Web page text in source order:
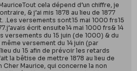
cela dépend d’un chiffre, je
& j’ai mis 1878 au lieu de 1877
.Les versements sont15 mai 1000 frs15
écrit ensuite14 mai 1000 frs& 14
versements du 15 juin (de 1000) & du
versement du 14 juin (par
lieu du 15 afin de prévoir les retards
la bêtise de mettre 1878 au lieu de
Cher Maurice, qui concerne la non